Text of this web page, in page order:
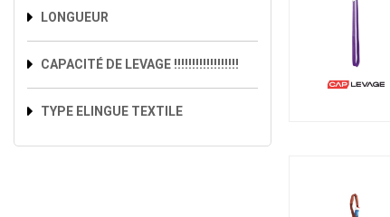
LONGUEUR
CAPACITÉ DE LEVAGE !!!!!!!!!!!!!!!!!!
TYPE ELINGUE TEXTILE